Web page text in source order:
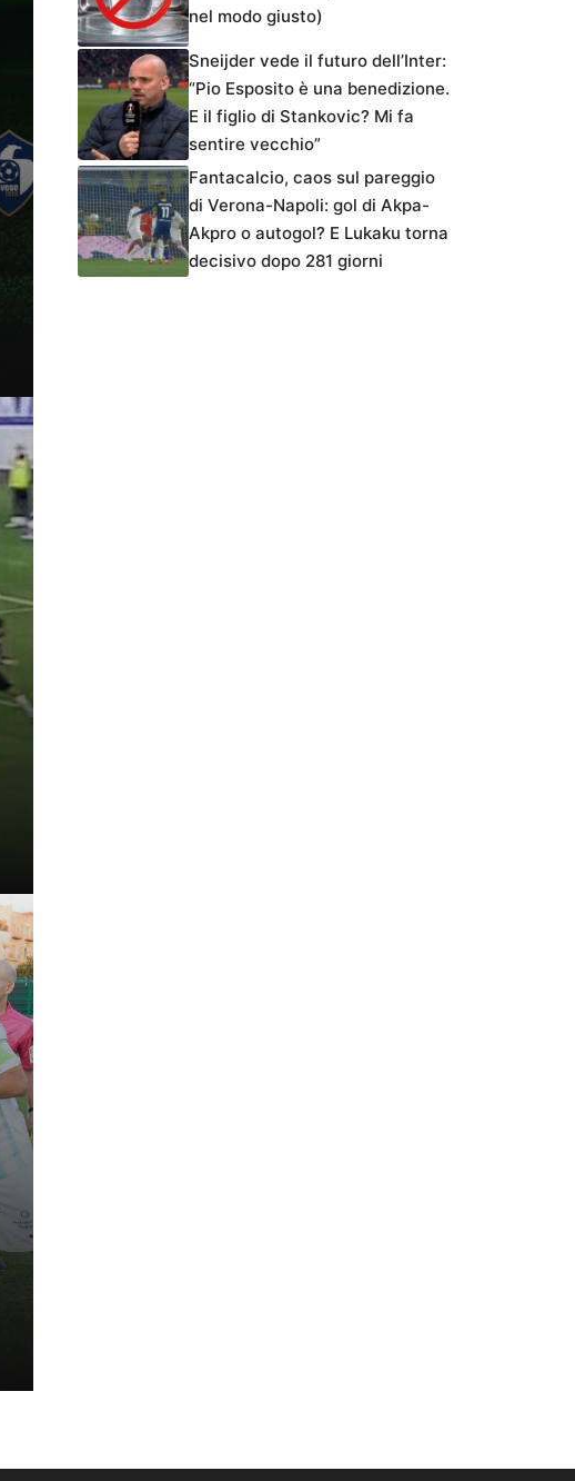
nel modo giusto)
Sneijder vede il futuro dell’Inter:
“Pio Esposito è una benedizione.
E il figlio di Stankovic? Mi fa
sentire vecchio”
Fantacalcio, caos sul pareggio
di Verona-Napoli: gol di Akpa-
Akpro o autogol? E Lukaku torna
decisivo dopo 281 giorni